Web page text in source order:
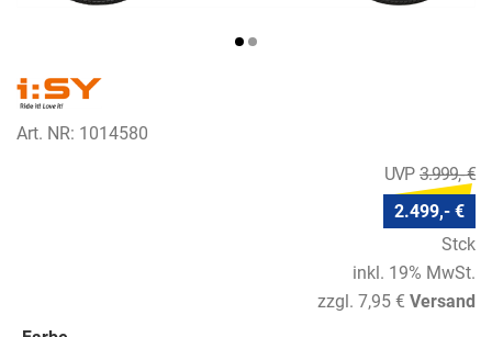
Art. NR: 1014580
3.999,- €
2.499,- €
Stck
inkl. 19% MwSt.
zzgl. 7,95 € Versand